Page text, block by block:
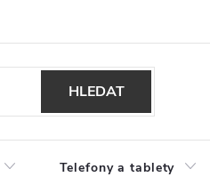
HLEDAT
Telefony a tablety